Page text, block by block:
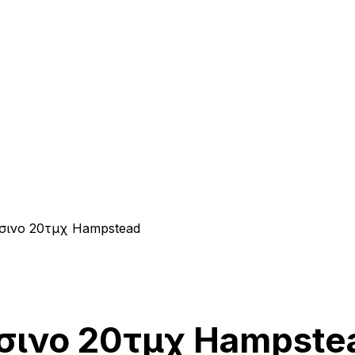
20τμχ Hampstead
20τμχ